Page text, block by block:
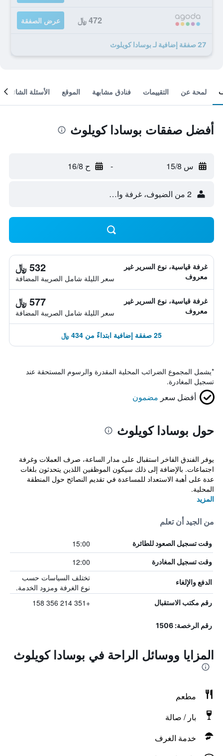
472 ﷼ عرض الصفقة
27 صفقة إضافية لـ بوسادا كويلوث
لمحة عن التقييمات فنادق مشابهة الموقع الأسئلة الشائعة
أفضل صفقات بوسادا كويلوث
س 15/8 - ح 16/8
2 من الضيوف، غرفة واحدة
غرفة قياسية، نوع السرير غير
معروف
532 ﷼
سعر الليلة شامل الصريبة المضافة
غرفة قياسية، نوع السرير غير
معروف
577 ﷼
سعر الليلة شامل الصريبة المضافة
25 صفقة إضافية ابتداءً من 434 ﷼
*يشمل المجموع الضرائب المحلية المقدرة والرسوم المستحقة عند
تسجيل المغادرة.
أفضل سعر مضمون
حول بوسادا كويلوث
يوفر الفندق الفاخر استقبال على مدار الساعة، صرف العملات وغرفة
اجتماعات. بالإضافة إلى ذلك سيكون الموظفين اللذين يتحدثون بلغات
عدة على أهبة الاستعداد للمساعدة في تقديم النصائح حول المنطقة
المحلية.
المزيد
من الجيد أن تعلم
وقت تسجيل الصعود للطائرة 15:00
وقت تسجيل المغادرة 12:00
الدفع والإلغاء
تختلف السياسات حسب
نوع الغرفة ومزود الخدمة.
رقم مكتب الاستقبال +351 214 356 158
رقم الرخصة: 1506
المزايا ووسائل الراحة في بوسادا كويلوث
مطعم
بار / صالة
خدمة الغرف